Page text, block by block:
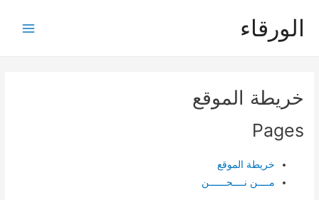
المحتوى
الورقاء
خريطة الموقع
Pages
خريطة الموقع
مــــن نــــحــــــن